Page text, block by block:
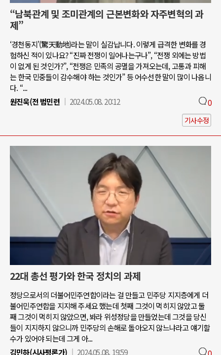
“남북관계 및 조미관계의 근본변화와 자주변혁의 과
제”
‘경천동지’(驚天動地)라는 말이 실감납니다. 이렇게 급격한 변화를 경
험하신 적이 있나요? “진짜 전쟁이 일어나는구나”, “전쟁 외에는 방법
이 없게 된 것인가?”, “전쟁은 민족의 공멸을 가져오는데, 고통과 피해
는 한국 민중들이 감수해야 하는 것인가” 등 어수선한 말이 많이 나옵니
다. “...
원진욱(전 범민련
2024.05.08. 20:12 0
기사수정
22대 총선 평가와 한국 정치의 과제
정당으로서의 더불어민주연합이라는 걸 만들고 민주당 지지층에게 더
불어민주연합을 지지해 주세요 했는데 첫째 그것이 먹히지 않았고 둘
째 그것이 먹히지 않았으면, 봐라 위성정당을 만들었는데 그것을 당신
들이 지지하지 않으니까 민주당의 손해로 돌아오지 않느냐라고 얘기할
수가 있어야 되는데 그게 아...
김민하(시사평론가)
2024.05.08. 19:59